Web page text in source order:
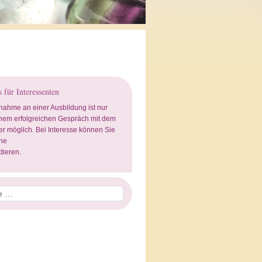
für Interessenten
an einer Ausbildung ist nur
erfolgreichen Gespräch mit dem
möglich. Bei Interesse können Sie